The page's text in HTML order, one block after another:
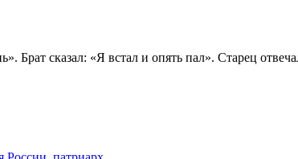
Брат сказал: «Я встал и опять пал». Старец